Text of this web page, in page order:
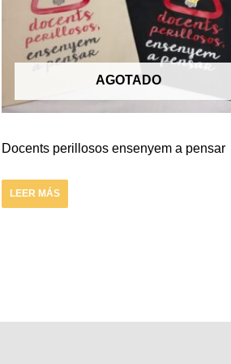
AGOTADO
Docents perillosos ensenyem a pensar
LEER MÁS